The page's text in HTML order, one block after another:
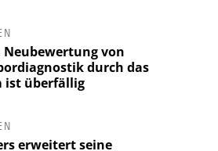
von
durch das
ist überfällig
erweitert seine